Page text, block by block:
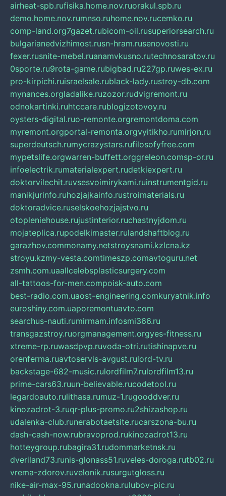
airheat-spb.rufisika.home.nov.ruorakul.spb.ru
demo.home.nov.rumnso.ruhome.nov.rucemko.ru
comp-land.org7gazet.rubicom-oil.rusuperiorsearch.ru
bulgarianedvizhimost.rusn-hram.rusenovosti.ru
fexer.rusnite-mebel.ruanamvkusno.rutechnosaratov.ru
0sporte.ru9rota-game.rubigbad.ru227gp.ruwes-ex.ru
pro-kirpichi.ruisraelsale.rublack-lady.rustroy-db.com
mynances.orgladalike.ruzozor.rudvigremont.ru
odnokartinki.ruhtccare.rublogizotovoy.ru
oysters-digital.ruo-remonte.orgremontdoma.com
myremont.orgportal-remonta.orgvyitikho.rumirjon.ru
superdeutsch.rumycrazystars.rufilosofyfree.com
mypetslife.orgwarren-buffett.orggreleon.comsp-or.ru
infoelectrik.rumaterialexpert.rudetkiexpert.ru
doktorvilechit.ruvsesvoimirykami.ruinstrumentgid.ru
manikjurinfo.ruhozjajkainfo.rustroimaterials.ru
doktoradvice.ruselskoehozjajstvo.ru
otopleniehouse.rujustinterior.ruchastnyjdom.ru
mojateplica.rupodelkimaster.rulandshaftblog.ru
garazhov.commonamy.netstroysnami.kzlcna.kz
stroyu.kzmy-vesta.comtimeszp.comavtoguru.net
zsmh.com.uaallcelebsplasticsurgery.com
all-tattoos-for-men.compoisk-auto.com
best-radio.com.uaost-engineering.comkuryatnik.info
euroshiny.com.uaporemontuavto.com
searchus-nauti.rumirmam.infosmi366.ru
transgazstroy.ruorgmanagement.orgyes-fitness.ru
xtreme-rp.ruwasdpvp.ruvoda-otri.rutishinapve.ru
orenferma.ruavtoservis-avgust.rulord-tv.ru
backstage-682-music.rulordfilm7.rulordfilm13.ru
prime-cars63.ruun-believable.rucodetool.ru
legardoauto.rulithasa.rumuz-1.rugooddver.ru
kinozadrot-3.ruqr-plus-promo.ru2shizashop.ru
udalenka-club.runerabotaetsite.rucarszona-bu.ru
dash-cash-now.rubravoprod.rukinozadrot13.ru
hotteygroup.rubagira31.rudommarketnsk.ru
dveriland73.runis-glonass51.ruveles-doroga.rutb02.ru
vrema-zdorov.ruvelonik.rusurgutgloss.ru
nike-air-max-95.runadookna.rulubov-pic.ru